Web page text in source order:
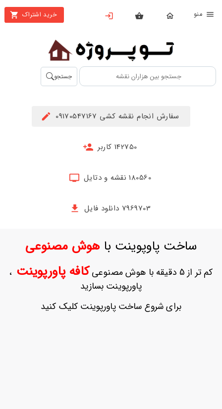
خرید اشتراک
بستن
محصولات
تهیه
اشتراک
حساب
ثبت
بازیابی
جستجو
سفارش انجام نقشه کشی 09170547167
142750 کاربر
180560 نقشه و دتایل
7969703 دانلود فایل
ساخت پاوپوینت باهوش مصنوعی
کم تر از 5 دقیقه با هوش مصنوعی کافه پاورپوینت ،
پاورپوینت بسازید
برای شروع ساخت پاورپوینت کلیک کنید